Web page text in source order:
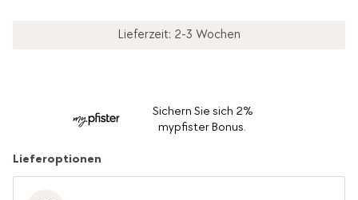
Lieferzeit: 2-3 Wochen
Sichern Sie sich 2%
mypfister Bonus.
Lieferoptionen